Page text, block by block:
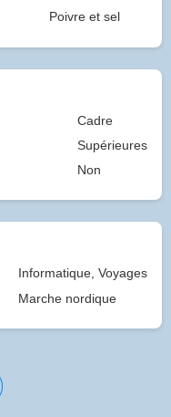
Poivre et sel
Cadre
Supérieures
Non
Informatique, Voyages
Marche nordique